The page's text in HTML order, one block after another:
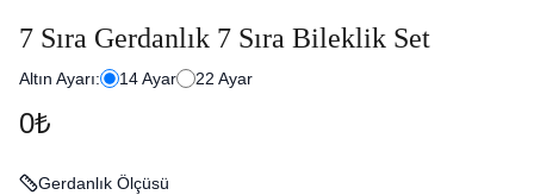
7 Sıra Gerdanlık 7 Sıra Bileklik Set
Altın Ayarı: 14Ayar 22 Ayar
0₺
Gerdanlık Ölçüsü